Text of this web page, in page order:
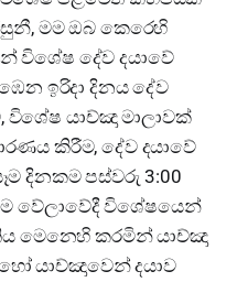
මම ඔබ කෙරෙහි
විශේෂ දේව දයාවේ
ඉරිදා දිනය දේව
විශේෂ යාච්ඤා මාලාවක්
කිරීම, දේව දයාවේ
දිනකම පස්වරු 3:00
වේලාවේදී විශේෂයෙන්
මෙනෙහි කරමින් යාච්ඤා
යාච්ඤාවෙන් දයාව